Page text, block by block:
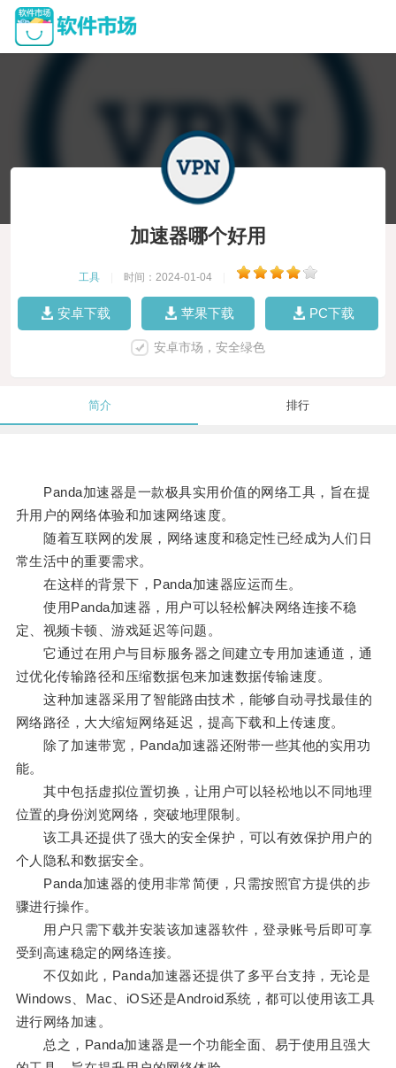
加速器哪个好用
工具 时间：2024-01-04
安卓下载 苹果下载 PC下载
安卓市场，安全绿色
简介 排行
Panda加速器是一款极具实用价值的网络工具，旨在提
升用户的网络体验和加速网络速度。
随着互联网的发展，网络速度和稳定性已经成为人们日
常生活中的重要需求。
在这样的背景下，Panda加速器应运而生。
使用Panda加速器，用户可以轻松解决网络连接不稳
定、视频卡顿、游戏延迟等问题。
它通过在用户与目标服务器之间建立专用加速通道，通
过优化传输路径和压缩数据包来加速数据传输速度。
这种加速器采用了智能路由技术，能够自动寻找最佳的
网络路径，大大缩短网络延迟，提高下载和上传速度。
除了加速带宽，Panda加速器还附带一些其他的实用功
能。
其中包括虚拟位置切换，让用户可以轻松地以不同地理
位置的身份浏览网络，突破地理限制。
该工具还提供了强大的安全保护，可以有效保护用户的
个人隐私和数据安全。
Panda加速器的使用非常简便，只需按照官方提供的步
骤进行操作。
用户只需下载并安装该加速器软件，登录账号后即可享
受到高速稳定的网络连接。
不仅如此，Panda加速器还提供了多平台支持，无论是
Windows、Mac、iOS还是Android系统，都可以使用该工具
进行网络加速。
总之，Panda加速器是一个功能全面、易于使用且强大